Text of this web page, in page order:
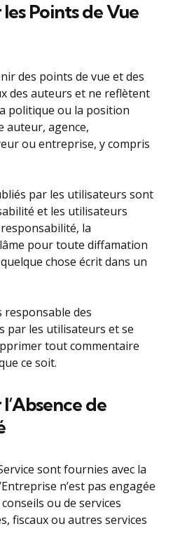
Points de Vue
des points de vue et des
des auteurs et ne reflètent
politique ou la position
auteur, agence,
ou entreprise, y compris
par les utilisateurs sont
et les utilisateurs
la
pour toute diffamation
chose écrit dans un
responsable des
par les utilisateurs et se
tout commentaire
ce soit.
de
sont fournies avec la
n’est pas engagée
ou de services
fiscaux ou autres services